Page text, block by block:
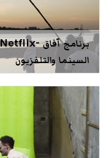
السينما والتلفزيون